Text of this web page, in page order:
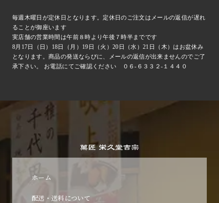
毎週木曜日が定休日となります。定休日のご注文はメールの返信が遅れ
ることが御座います
実店舗の営業時間は午前８時より午後７時半までです
8月17日（日）18日（月）19日（火）20日（水）21日（木）はお盆休み
となります。商品の発送ならびに、メールの返信が出来ませんのでご了
承下さい。 お電話にてご確認ください ０６-６３３２-１４４０
ホーム
配送・送料について